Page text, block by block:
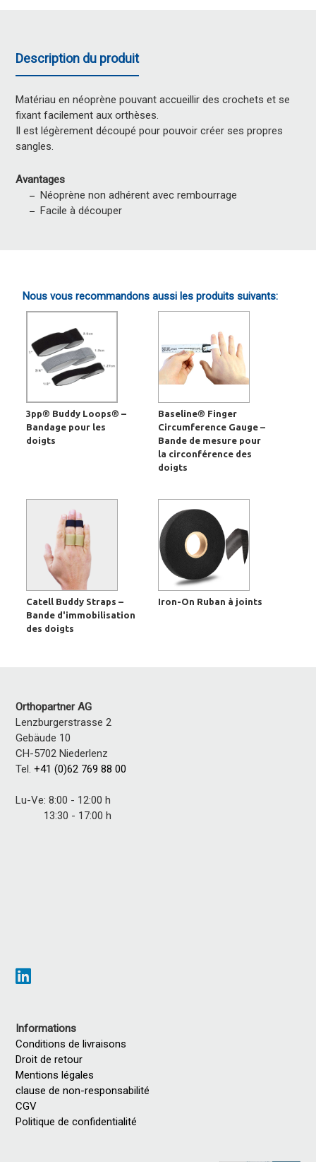
Description du produit
Matériau en néoprène pouvant accueillir des crochets et se
fixant facilement aux orthèses.
Il est légèrement découpé pour pouvoir créer ses propres
sangles.
Avantages
Néoprène non adhérent avec rembourrage
Facile à découper
Nous vous recommandons aussi les produits suivants:
3pp® Buddy Loops® –
Bandage pour les
doigts
Baseline® Finger
Circumference Gauge –
Bande de mesure pour
la circonférence des
doigts
Catell Buddy Straps –
Bande d'immobilisation
des doigts
Iron-On Ruban à joints
Orthopartner AG
Lenzburgerstrasse 2
Gebäude 10
CH-5702 Niederlenz
Tel.+41 (0)62 769 88 00
Lu-Ve: 8:00 - 12:00 h
13:30 - 17:00 h
Informations
Conditions de livraisons
Droit de retour
Mentions légales
clause de non-responsabilité
CGV
Politique de confidentialité